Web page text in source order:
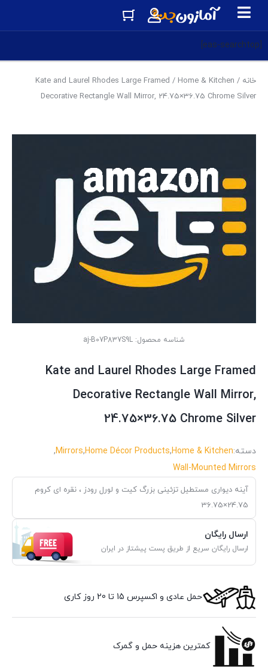
[eas-searchtop]
خانه /
Home & Kitchen
/ Kate and Laurel Rhodes Large Framed
Decorative Rectangle Wall Mirror, 24.75×36.75 Chrome Silver
شناسه محصول: aj-B07P837S9L
Kate and Laurel Rhodes Large Framed
Decorative Rectangle Wall Mirror,
24.75×36.75 Chrome Silver
دسته:Home & Kitchen
,
Home Décor Products
,
Mirrors
,
Wall-Mounted Mirrors
آینه دیواری مستطیل تزئینی بزرگ کیت و لورل رودز ، نقره ای کروم
24.75×36.75
ارسال رایگان
ارسال رایگان سریع از طریق پست پیشتاز در ایران
حمل عادی و اکسپرس 15 تا 20 روز کاری
کمترین هزینه حمل و گمرک